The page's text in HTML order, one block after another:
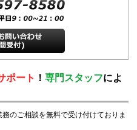
ポート ！ 専門スタッフによ
のご相談を無料で受け付けておりま